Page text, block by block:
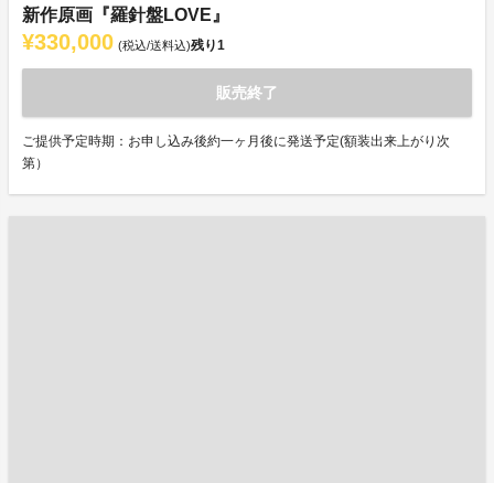
新作原画『羅針盤LOVE』
¥330,000 (税込/送料込)残り1
販売終了
ご提供予定時期：お申し込み後約一ヶ月後に発送予定(額装出来上がり次
第）